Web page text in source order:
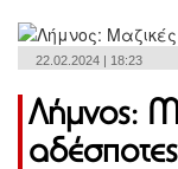
22.02.2024 | 18:23
Λήμνος: